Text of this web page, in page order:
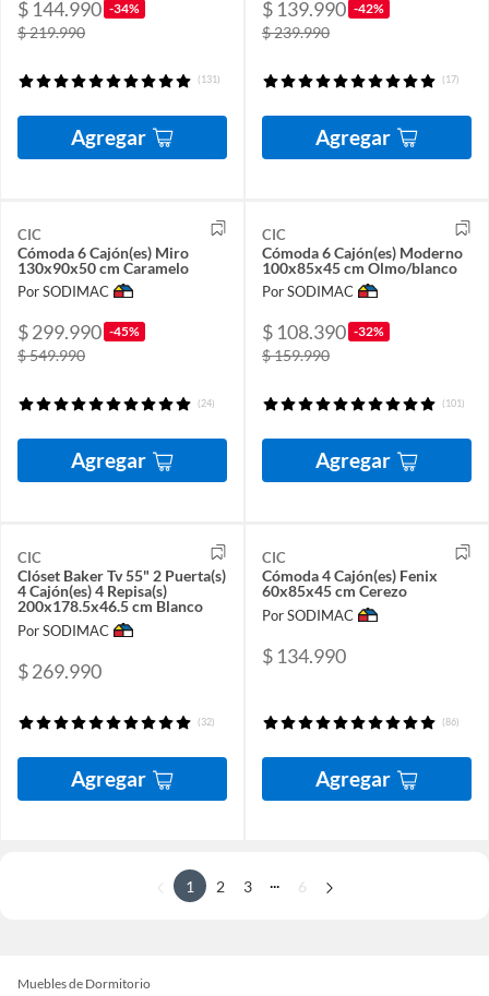
$ 144.990 -34%
$ 219.990
(131)
Agregar
$ 139.990 -42%
$ 239.990
(17)
Agregar
CIC
Cómoda 6 Cajón(es) Miro
130x90x50 cm Caramelo
Por SODIMAC
$ 299.990 -45%
$ 549.990
(24)
Agregar
CIC
Cómoda 6 Cajón(es) Moderno
100x85x45 cm Olmo/blanco
Por SODIMAC
$ 108.390 -32%
$ 159.990
(101)
Agregar
CIC
Clóset Baker Tv 55" 2 Puerta(s)
4 Cajón(es) 4 Repisa(s)
200x178.5x46.5 cm Blanco
Por SODIMAC
$ 269.990
(32)
Agregar
CIC
Cómoda 4 Cajón(es) Fenix
60x85x45 cm Cerezo
Por SODIMAC
$ 134.990
(86)
Agregar
1 2 3 6
Muebles de Dormitorio